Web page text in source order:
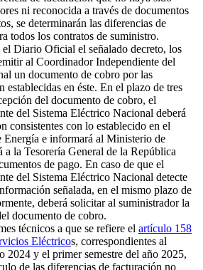
ni reconocida a través de documentos
se determinarán las diferencias de
todos los contratos de suministro.
Diario Oficial el señalado decreto, los
al Coordinador Independiente del
un documento de cobro por las
establecidas en éste. En el plazo de tres
del documento de cobro, el
del Sistema Eléctrico Nacional deberá
consistentes con lo establecido en el
e informará al Ministerio de
la Tesorería General de la República
de pago. En caso de que el
del Sistema Eléctrico Nacional detecte
señalada, en el mismo plazo de
deberá solicitar al suministrador la
documento de cobro.
técnicos a que se refiere el artículo 158
Eléctricos, correspondientes al
2024 y el primer semestre del año 2025,
de las diferencias de facturación no